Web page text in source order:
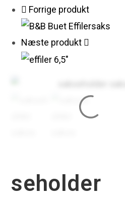
Forrige produkt
Næste produkt
seholder